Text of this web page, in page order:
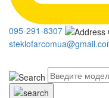
095-291-8307